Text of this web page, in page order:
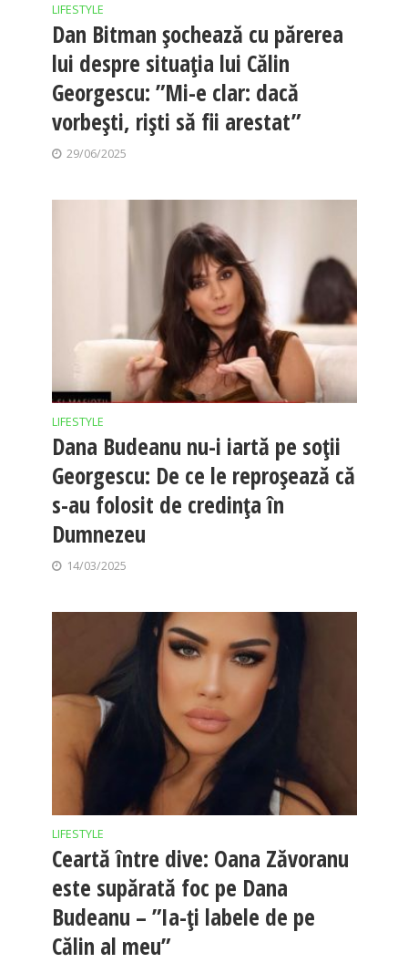
LIFESTYLE
Dan Bitman șochează cu părerea
lui despre situația lui Călin
Georgescu: ”Mi-e clar: dacă
vorbești, riști să fii arestat”
29/06/2025
LIFESTYLE
Dana Budeanu nu-i iartă pe soții
Georgescu: De ce le reproșează că
s-au folosit de credința în
Dumnezeu
14/03/2025
LIFESTYLE
Ceartă între dive: Oana Zăvoranu
este supărată foc pe Dana
Budeanu – ”Ia-ți labele de pe
Călin al meu”